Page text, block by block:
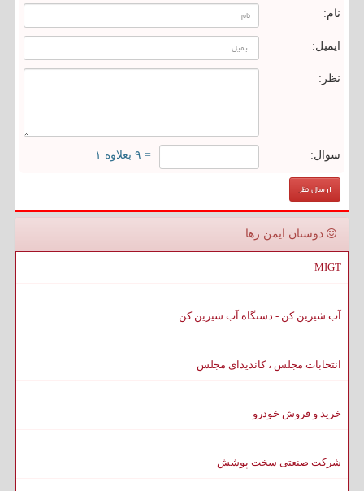
نام:
ایمیل:
نظر:
سوال: = ۹ بعلاوه ۱
دوستان ایمن رها
MIGT
آب شیرین کن - دستگاه آب شیرین کن
انتخابات مجلس ، کاندیدای مجلس
خرید و فروش خودرو
شرکت صنعتی سخت پوشش